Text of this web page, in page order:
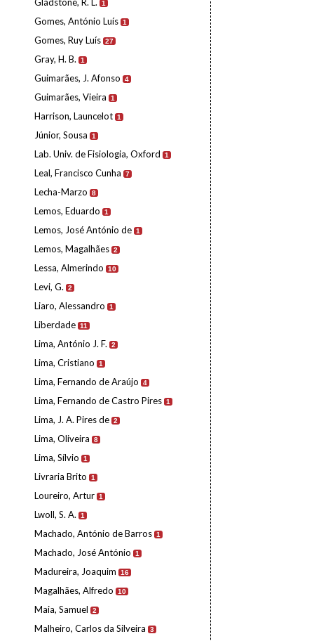
1
Gomes, António Luís 1
Gomes, Ruy Luís 27
Gray, H. B. 1
Guimarães, J. Afonso 4
Guimarães, Vieira 1
Harrison, Launcelot 1
Júnior, Sousa 1
Lab. Univ. de Fisiologia, Oxford 1
Leal, Francisco Cunha 7
Lecha-Marzo 8
Lemos, Eduardo 1
Lemos, José António de 1
Lemos, Magalhães 2
Lessa, Almerindo 10
Levi, G. 2
Liaro, Alessandro 1
Liberdade 11
Lima, António J. F. 2
Lima, Cristiano 1
Lima, Fernando de Araújo 4
Lima, Fernando de Castro Pires 1
Lima, J. A. Pires de 2
Lima, Oliveira 8
Lima, Sílvio 1
Livraria Brito 1
Loureiro, Artur 1
Lwoll, S. A. 1
Machado, António de Barros 1
Machado, José António 1
Madureira, Joaquim 16
Magalhães, Alfredo 10
Maia, Samuel 2
Malheiro, Carlos da Silveira 3